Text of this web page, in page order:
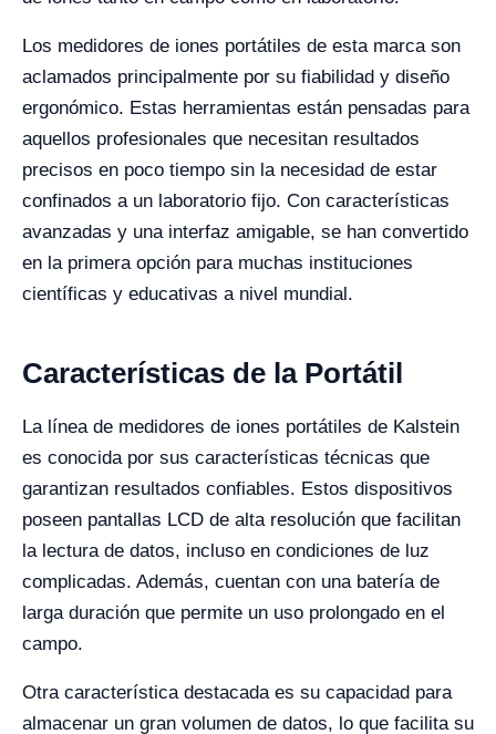
Los medidores de iones portátiles de esta marca son
aclamados principalmente por su fiabilidad y diseño
ergonómico. Estas herramientas están pensadas para
aquellos profesionales que necesitan resultados
precisos en poco tiempo sin la necesidad de estar
confinados a un laboratorio fijo. Con características
avanzadas y una interfaz amigable, se han convertido
en la primera opción para muchas instituciones
científicas y educativas a nivel mundial.
Características de la Portátil
La línea de medidores de iones portátiles de Kalstein
es conocida por sus características técnicas que
garantizan resultados confiables. Estos dispositivos
poseen pantallas LCD de alta resolución que facilitan
la lectura de datos, incluso en condiciones de luz
complicadas. Además, cuentan con una batería de
larga duración que permite un uso prolongado en el
campo.
Otra característica destacada es su capacidad para
almacenar un gran volumen de datos, lo que facilita su